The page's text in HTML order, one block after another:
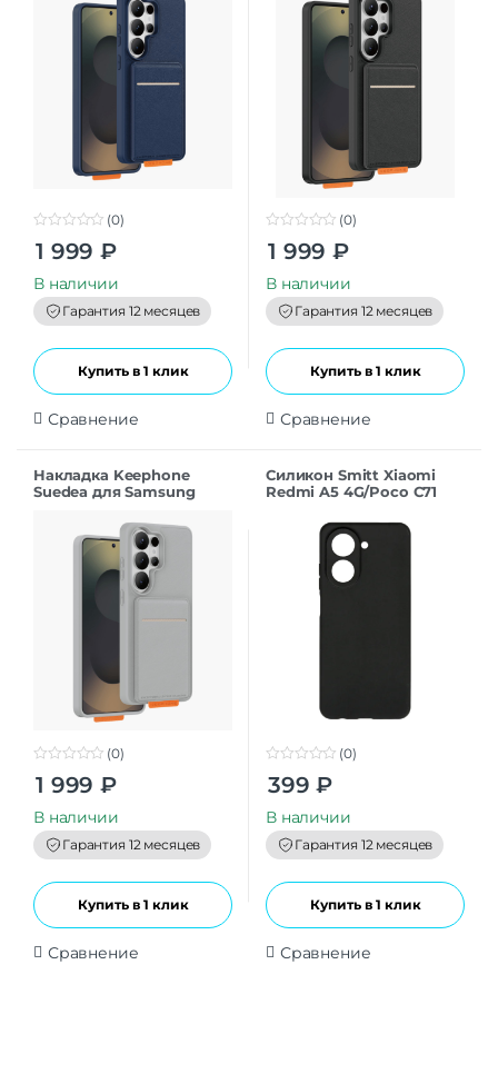
t
o
f
5
(0)
1 999 ₽
В наличии
Гарантия 12 месяцев
Купить в 1 клик
Сравнение
t
o
f
5
(0)
1 999 ₽
В наличии
Гарантия 12 месяцев
Купить в 1 клик
Сравнение
Накладка Keephone
Suedea для Samsung
t
o
f
5
(0)
1 999 ₽
В наличии
Гарантия 12 месяцев
Купить в 1 клик
Сравнение
Силикон Smitt Xiaomi
Redmi A5 4G/Poco C71
o
t
o
f
5
(0)
399 ₽
В наличии
Гарантия 12 месяцев
Купить в 1 клик
Сравнение